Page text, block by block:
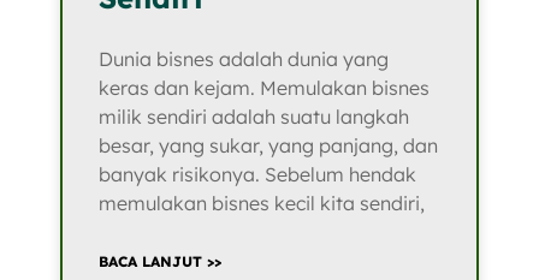
Dunia bisnes adalah dunia yang
keras dan kejam. Memulakan bisnes
milik sendiri adalah suatu langkah
besar, yang sukar, yang panjang, dan
banyak risikonya. Sebelum hendak
memulakan bisnes kecil kita sendiri,
BACA LANJUT >>